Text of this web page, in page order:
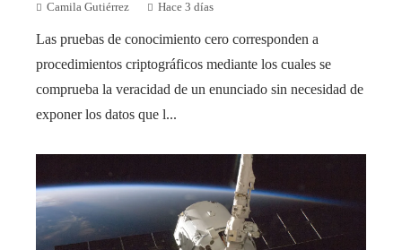
Camila Gutiérrez Hace 3 días
Las pruebas de conocimiento cero corresponden a
procedimientos criptográficos mediante los cuales se
comprueba la veracidad de un enunciado sin necesidad de
exponer los datos que l...